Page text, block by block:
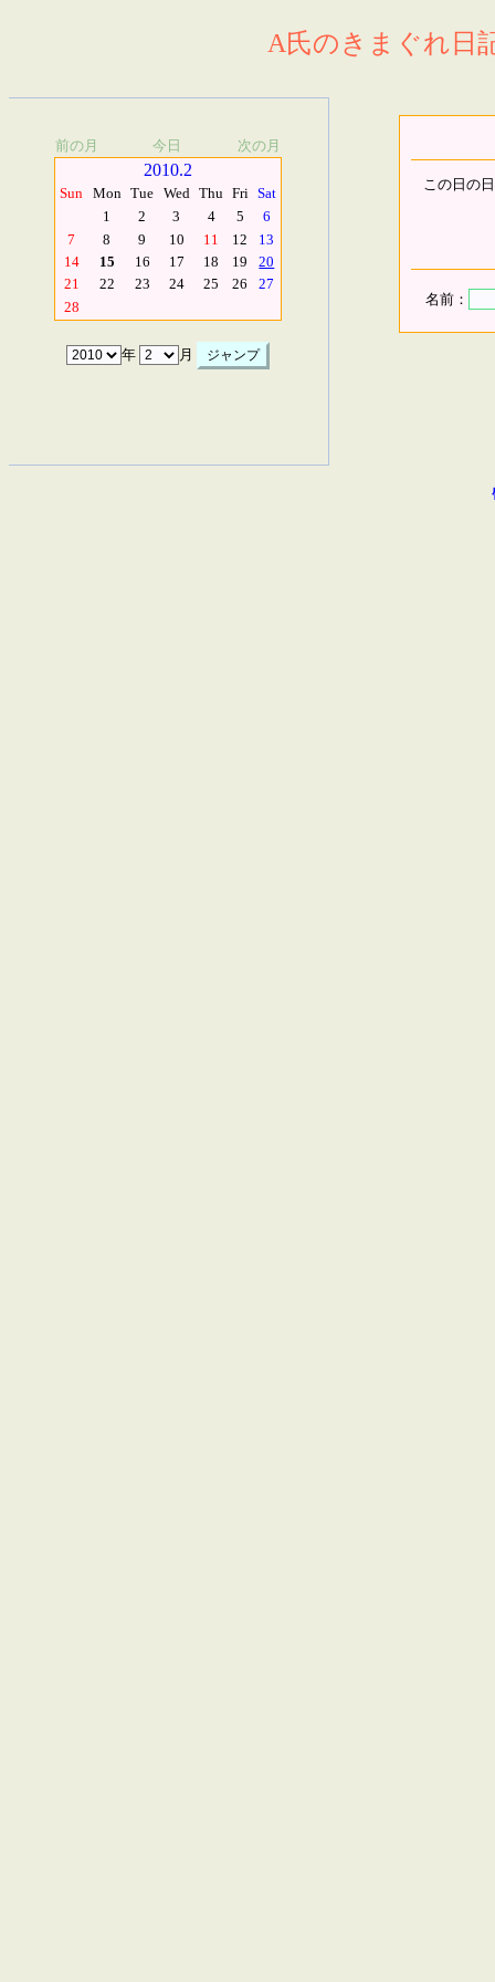
A氏のきまぐれ日
前の月 今日 次の月
2010.2
Sun Mon Tue Wed Thu Fri Sat
1
2 3 4 5
6
7
8 9 10 11 12
13
14
15 16 17 18 19
20
21
22 23 24 25 26
27
28
年 月
この日の
名前：